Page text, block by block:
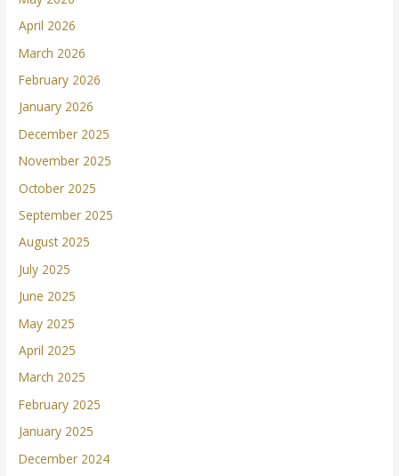
April 2026
March 2026
February 2026
January 2026
December 2025
November 2025
October 2025
September 2025
August 2025
July 2025
June 2025
May 2025
April 2025
March 2025
February 2025
January 2025
December 2024